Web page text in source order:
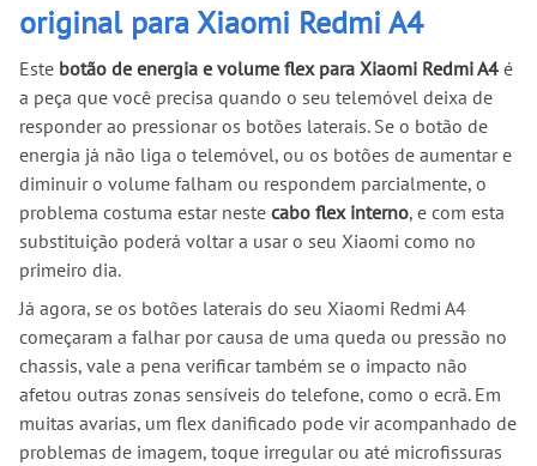
original para Xiaomi Redmi A4
Este botão de energia e volume flex para Xiaomi Redmi A4 é
a peça que você precisa quando o seu telemóvel deixa de
responder ao pressionar os botões laterais. Se o botão de
energia já não liga o telemóvel, ou os botões de aumentar e
diminuir o volume falham ou respondem parcialmente, o
problema costuma estar neste cabo flex interno, e com esta
substituição poderá voltar a usar o seu Xiaomi como no
primeiro dia.
Já agora, se os botões laterais do seu Xiaomi Redmi A4
começaram a falhar por causa de uma queda ou pressão no
chassis, vale a pena verificar também se o impacto não
afetou outras zonas sensíveis do telefone, como o ecrã. Em
muitas avarias, um flex danificado pode vir acompanhado de
problemas de imagem, toque irregular ou até microfissuras